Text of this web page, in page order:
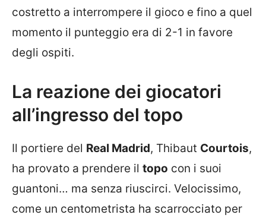
costretto a interrompere il gioco e fino a quel
momento il punteggio era di 2-1 in favore
degli ospiti.
La reazione dei giocatori
all’ingresso del topo
Il portiere del Real Madrid, Thibaut Courtois,
ha provato a prendere il topo con i suoi
guantoni… ma senza riuscirci. Velocissimo,
come un centometrista ha scarrocciato per